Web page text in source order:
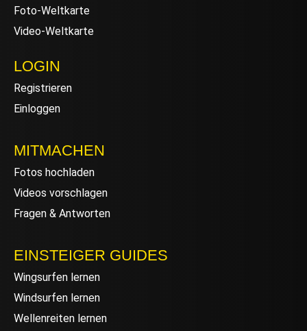
Foto-Weltkarte
Video-Weltkarte
LOGIN
Registrieren
Einloggen
MITMACHEN
Fotos hochladen
Videos vorschlagen
Fragen & Antworten
EINSTEIGER GUIDES
Wingsurfen lernen
Windsurfen lernen
Wellenreiten lernen